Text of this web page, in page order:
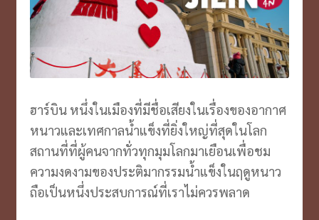
child
menu
รีวิว
child
menu
ประวัติบริษัท
Expand
child
ฮาร์บิน หนึ่งในเมืองที่มีชื่อเสียงในเรื่องของอากาศ
หนาวและเทศกาลน้ำแข็งที่ยิ่งใหญ่ที่สุดในโลก
สถานที่ที่ผู้คนจากทั่วทุกมุมโลกมาเยือนเพื่อชม
ความงดงามของประติมากรรมน้ำแข็งในฤดูหนาว
ถือเป็นหนึ่งประสบการณ์ที่เราไม่ควรพลาด